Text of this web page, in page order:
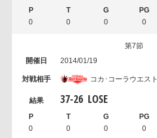
0 0 0 0
第7節
2014/01/19
コカ･コーラウエスト
37-26 LOSE
0 0 0 0